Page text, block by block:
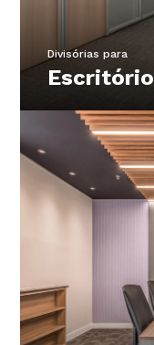
Divisórias para
Escritório
Confira